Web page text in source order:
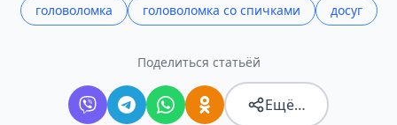
головоломка головоломка со спичками досуг
Поделиться статьёй
Ещё…